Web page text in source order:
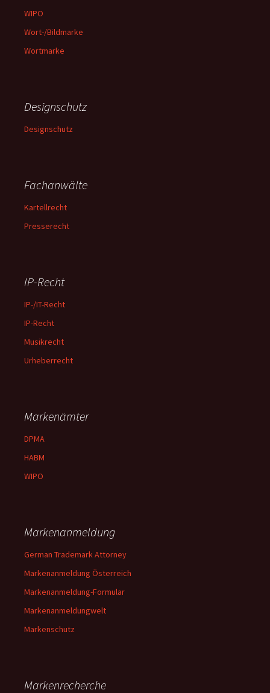
WIPO
Wort-/Bildmarke
Wortmarke
Designschutz
Designschutz
Fachanwälte
Kartellrecht
Presserecht
IP-Recht
IP-/IT-Recht
IP-Recht
Musikrecht
Urheberrecht
Markenämter
DPMA
HABM
WIPO
Markenanmeldung
German Trademark Attorney
Markenanmeldung Österreich
Markenanmeldung-Formular
Markenanmeldungwelt
Markenschutz
Markenrecherche